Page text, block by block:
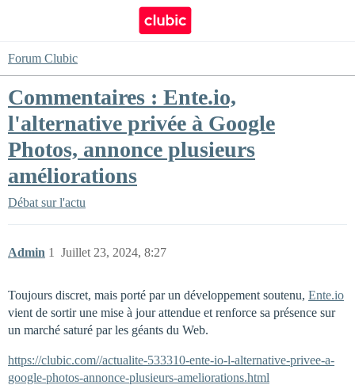
Forum Clubic
Commentaires : Ente.io,
l'alternative privée à Google
Photos, annonce plusieurs
améliorations
Débat sur l'actu
Admin Juillet 23, 2024, 8:27
1
Toujours discret, mais porté par un développement soutenu, Ente.io
vient de sortir une mise à jour attendue et renforce sa présence sur
un marché saturé par les géants du Web.
https://clubic.com//actualite-533310-ente-io-l-alternative-privee-a-
google-photos-annonce-plusieurs-ameliorations.html